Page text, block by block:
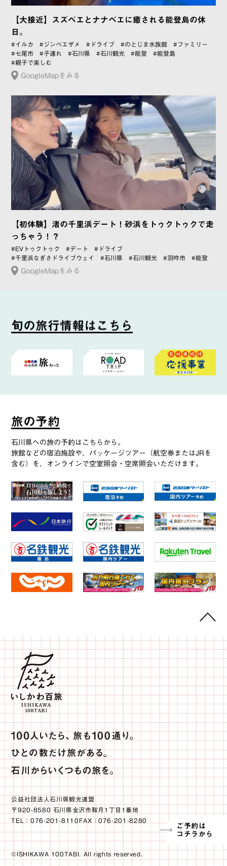
ご予約は
コチラから
【大接近】スズベエとナナベエに癒される能登島の休
日。
#イルカ #ジンベエザメ #ドライブ #のとじま水族館
#ファミリー
#七尾市
#子連れ #石川県 #石川観光 #能登
#能登島
#親子で楽しむ
GoogleMapをみる
【初体験】渚の千里浜デート！砂浜をトゥクトゥクで走
っちゃう！？
#EVトゥクトゥク #デート
#ドライブ
#千里浜なぎさドライブウェイ
#石川県 #石川観光 #羽咋市 #能登
GoogleMapをみる
旬の旅行情報は こ ち ら
旅の予約
石川県への旅の予約はこちらから。
旅館などの宿泊施設や、パッケージツアー（航空券またはJRを
含む）を、オンラインで空室照会・空席照会いただけます。
公益社団法人石川県観光連盟
〒920-8580 石川県金沢市鞍月1丁目1番地
TEL：076-201-8110FAX：076-201-8280
©ISHIKAWA 100TABI. All rights reserved.